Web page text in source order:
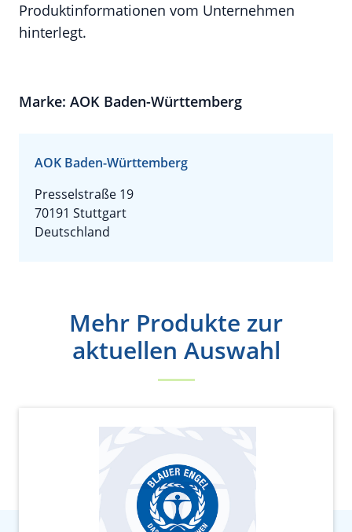
Produktinformationen vom Unternehmen
hinterlegt.
Marke: AOK Baden-Württemberg
AOK Baden-Württemberg
Presselstraße 19
70191 Stuttgart
Deutschland
Mehr Produkte zur
aktuellen Auswahl